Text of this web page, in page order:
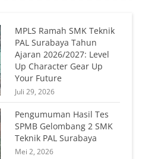
MPLS Ramah SMK Teknik
PAL Surabaya Tahun
Ajaran 2026/2027: Level
Up Character Gear Up
Your Future
Juli 29, 2026
Pengumuman Hasil Tes
SPMB Gelombang 2 SMK
Teknik PAL Surabaya
Mei 2, 2026